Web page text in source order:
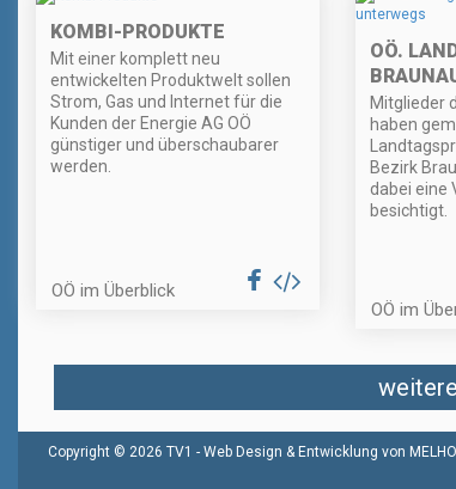
KOMBI-PRODUKTE
Mit einer komplett neu
entwickelten Produktwelt sollen
Strom, Gas und Internet für die
Kunden der Energie AG OÖ
günstiger und überschaubarer
werden.
OÖ im Überblick
OÖ.
Mitglieder
haben
Bezirk
dabei eine
besichtigt.
OÖ im
Copyright © 2026 TV1 - Web Design & Entwicklung von